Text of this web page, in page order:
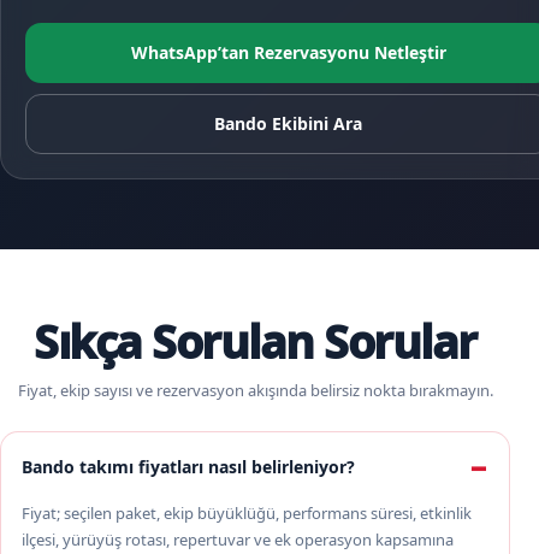
WhatsApp’tan Rezervasyonu Netleştir
Bando Ekibini Ara
Sıkça Sorulan Sorular
Fiyat, ekip sayısı ve rezervasyon akışında belirsiz nokta bırakmayın.
Bando takımı fiyatları nasıl belirleniyor?
Fiyat; seçilen paket, ekip büyüklüğü, performans süresi, etkinlik
ilçesi, yürüyüş rotası, repertuvar ve ek operasyon kapsamına